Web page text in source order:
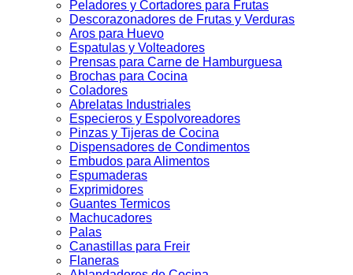
Peladores y Cortadores para Frutas
Descorazonadores de Frutas y Verduras
Aros para Huevo
Espatulas y Volteadores
Prensas para Carne de Hamburguesa
Brochas para Cocina
Coladores
Abrelatas Industriales
Especieros y Espolvoreadores
Pinzas y Tijeras de Cocina
Dispensadores de Condimentos
Embudos para Alimentos
Espumaderas
Exprimidores
Guantes Termicos
Machucadores
Palas
Canastillas para Freir
Flaneras